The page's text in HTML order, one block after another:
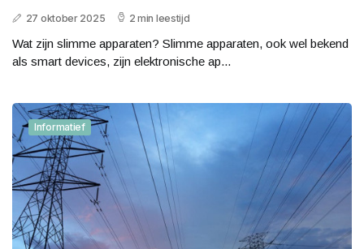
27 oktober 2025 2 min leestijd
Wat zijn slimme apparaten? Slimme apparaten, ook wel bekend
als smart devices, zijn elektronische ap...
Informatief